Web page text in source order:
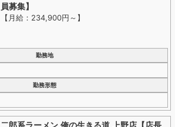
員募集】
【月給：234,900円～ 】
勤務地
勤務形態